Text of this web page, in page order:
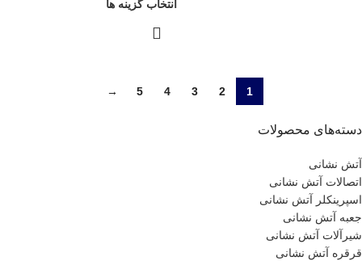
دسته‌های محصولات
آتش نشانی
اتصالات آتش نشانی
اسپرینکلر آتش نشانی
جعبه آتش نشانی
شیرآلات آتش نشانی
قرقره آتش نشانی
انتخاب گزینه ها
1
2
3
4
5
→